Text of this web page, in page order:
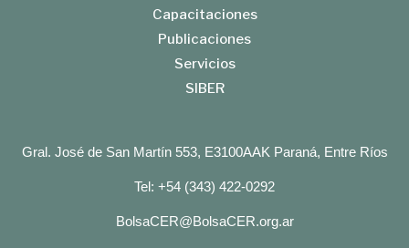
Capacitaciones
Publicaciones
Servicios
SIBER
Gral. José de San Martín 553, E3100AAK Paraná, Entre Ríos
Tel: +54 (343) 422-0292
BolsaCER@BolsaCER.org.ar